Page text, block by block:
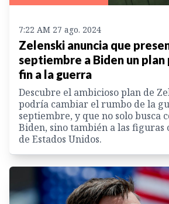
7:22 AM 27 ago. 2024
Zelenski anuncia que
septiembre a Biden un
fin a la guerra
Descubre el ambicioso plan de
podría cambiar el rumbo de la
septiembre, y que no solo busca
Biden, sino también a las
de Estados Unidos.